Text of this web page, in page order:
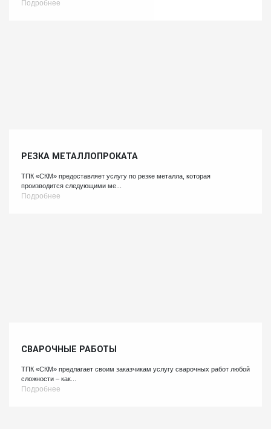
Подробнее
РЕЗКА МЕТАЛЛОПРОКАТА
ТПК «СКМ» предоставляет услугу по резке металла, которая
производится следующими ме...
Подробнее
СВАРОЧНЫЕ РАБОТЫ
ТПК «СКМ» предлагает своим заказчикам услугу сварочных работ любой
сложности – как...
Подробнее